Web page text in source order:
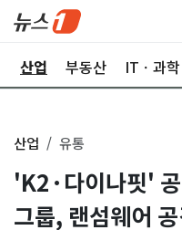
산업 부동산 ITㆍ과학
산업 유통
'K2·다이나핏'
그룹, 랜섬웨어 공